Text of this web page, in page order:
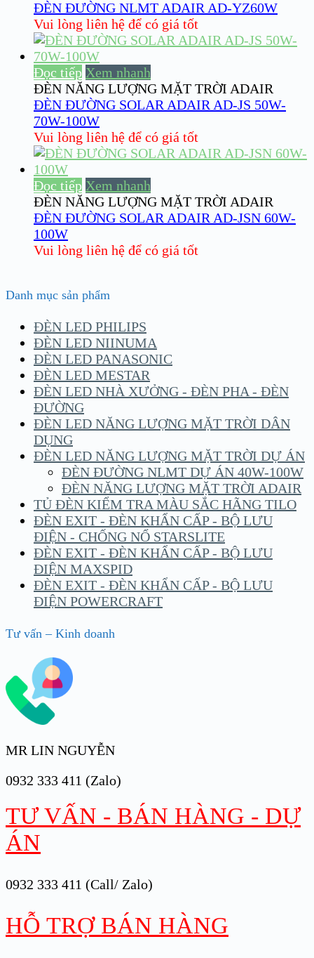
ĐÈN ĐƯỜNG NLMT ADAIR AD-YZ60W
Vui lòng liên hệ để có giá tốt
Đọc tiếp Xem nhanh
ĐÈN NĂNG LƯỢNG MẶT TRỜI ADAIR
ĐÈN ĐƯỜNG SOLAR ADAIR AD-JS 50W-
70W-100W
Vui lòng liên hệ để có giá tốt
Đọc tiếp Xem nhanh
ĐÈN NĂNG LƯỢNG MẶT TRỜI ADAIR
ĐÈN ĐƯỜNG SOLAR ADAIR AD-JSN 60W-
100W
Vui lòng liên hệ để có giá tốt
Danh mục sản phẩm
ĐÈN LED PHILIPS
ĐÈN LED NIINUMA
ĐÈN LED PANASONIC
ĐÈN LED MESTAR
ĐÈN LED NHÀ XƯỞNG - ĐÈN PHA - ĐÈN
ĐƯỜNG
ĐÈN LED NĂNG LƯỢNG MẶT TRỜI DÂN
DỤNG
ĐÈN LED NĂNG LƯỢNG MẶT TRỜI DỰ ÁN
ĐÈN ĐƯỜNG NLMT DỰ ÁN 40W-100W
ĐÈN NĂNG LƯỢNG MẶT TRỜI ADAIR
TỦ ĐÈN KIỂM TRA MÀU SẮC HÃNG TILO
ĐÈN EXIT - ĐÈN KHẨN CẤP - BỘ LƯU
ĐIỆN - CHỐNG NỔ STARSLITE
ĐÈN EXIT - ĐÈN KHẨN CẤP - BỘ LƯU
ĐIỆN MAXSPID
ĐÈN EXIT - ĐÈN KHẨN CẤP - BỘ LƯU
ĐIỆN POWERCRAFT
Tư vấn – Kinh doanh
MR LIN NGUYỄN
0932 333 411 (Zalo)
TƯ VẤN - BÁN HÀNG - DỰ
ÁN
0932 333 411 (Call/ Zalo)
HỖ TRỢ BÁN HÀNG